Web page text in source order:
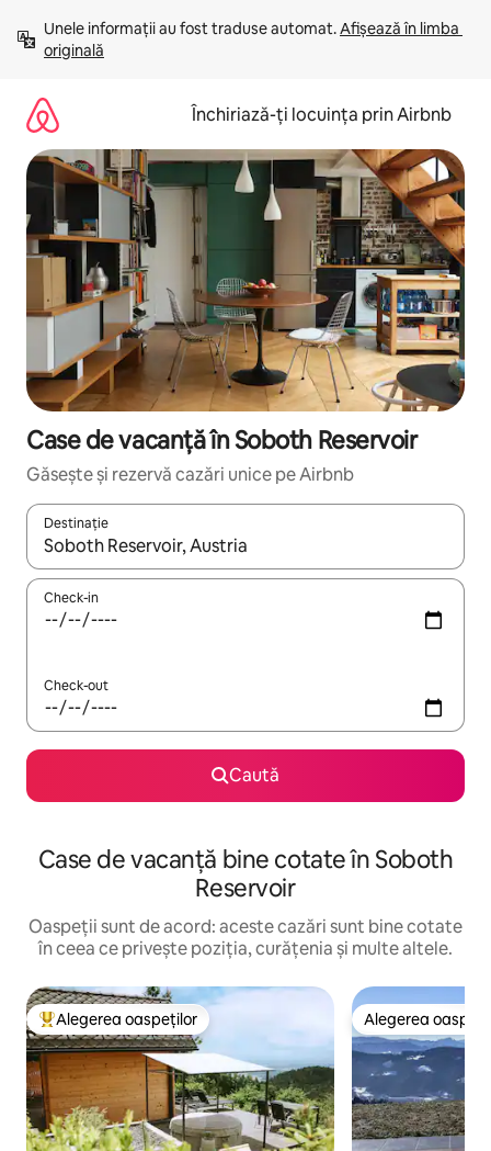
mergi
conținut
Unele informații au fost traduse automat. Afișează în limba
originală
Închiriază-ți locuința prin Airbnb
Case de vacanță în Soboth Reservoir
Găsește și rezervă cazări unice pe Airbnb
Destinație
Când se încarcă rezultatele, navighează folosind tastele
Check-in
Check-out
Caută
Case de vacanță bine cotate în Soboth
Reservoir
Oaspeții sunt de acord: aceste cazări sunt bine cotate
în ceea ce privește poziția, curățenia și multe altele.
Locuință din topul categoriei Alegerea oaspeților
Alegerea oaspeților Alegerea
Alegerea